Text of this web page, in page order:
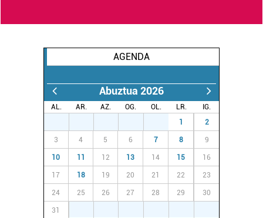
AGENDA
Abuztua 2026
AL. AR. AZ. OG. OL. LR.
IG.
1 2
3 4 5 6 7 8 9
10 11 12 13 14 15 16
17 18 19 20 21 22 23
24 25 26 27 28 29 30
31